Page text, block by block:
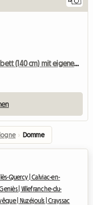
Zimmer zu vermieten: Doppelbett (140 cm) mit eigenem Duschbad/WC
› Domme
Quercy |Calviac-en-
| Villefranche-du-
| Nuzéjouls |Crayssac